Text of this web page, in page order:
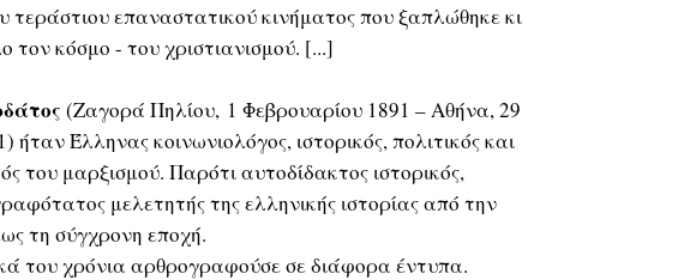
τεράστιου επαναστατικού κινήματος που ξαπλώθηκε κι
τον κόσμο - του χριστιανισμού. [...]
(Ζαγορά Πηλίου, 1 Φεβρουαρίου 1891 – Αθήνα, 29
ήταν Έλληνας κοινωνιολόγος, ιστορικός, πολιτικός και
του μαρξισμού. Παρότι αυτοδίδακτος ιστορικός,
μελετητής της ελληνικής ιστορίας από την
τη σύγχρονη εποχή.
του χρόνια αρθρογραφούσε σε διάφορα έντυπα.